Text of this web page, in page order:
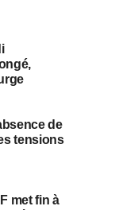
de
tensions
met fin à